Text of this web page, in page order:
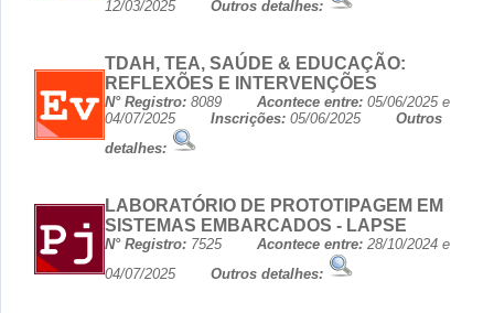
12/03/2025 Outros detalhes:
TDAH, TEA, SAÚDE & EDUCAÇÃO:
REFLEXÕES E INTERVENÇÕES
N° Registro: 8089 Acontece entre: 05/06/2025 e
04/07/2025 Inscrições: 05/06/2025 Outros
detalhes:
LABORATÓRIO DE PROTOTIPAGEM EM
SISTEMAS EMBARCADOS - LAPSE
N° Registro: 7525 Acontece entre: 28/10/2024 e
04/07/2025 Outros detalhes: